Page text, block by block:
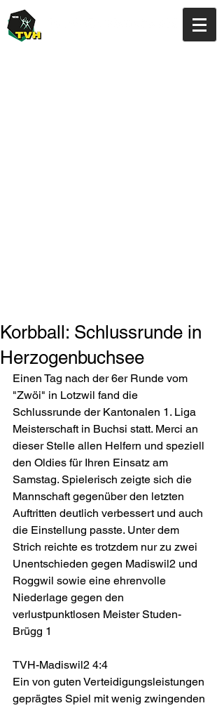
Korbball: Schlussrunde in
Herzogenbuchsee
Einen Tag nach der 6er Runde vom
"Zwöi" in Lotzwil fand die
Schlussrunde der Kantonalen 1. Liga
Meisterschaft in Buchsi statt. Merci an
dieser Stelle allen Helfern und speziell
den Oldies für Ihren Einsatz am
Samstag. Spielerisch zeigte sich die
Mannschaft gegenüber den letzten
Auftritten deutlich verbessert und auch
die Einstellung passte. Unter dem
Strich reichte es trotzdem nur zu zwei
Unentschieden gegen Madiswil2 und
Roggwil sowie eine ehrenvolle
Niederlage gegen den
verlustpunktlosen Meister Studen-
Brügg 1
TVH-Madiswil2 4:4
Ein von guten Verteidigungsleistungen
geprägtes Spiel mit wenig zwingenden